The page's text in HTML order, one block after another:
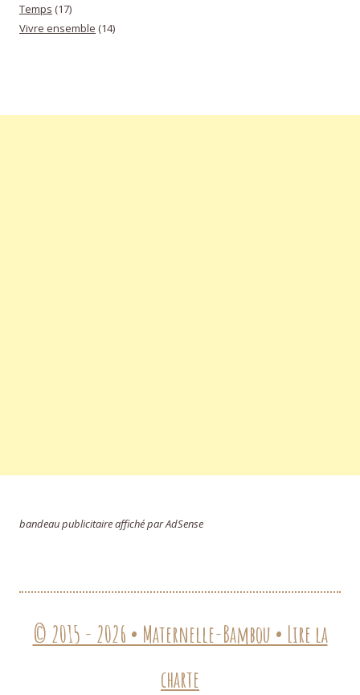
Temps (17)
Vivre ensemble (14)
bandeau publicitaire affiché par AdSense
© 2015 - 2026 • Maternelle-Bambou • Lire la
charte